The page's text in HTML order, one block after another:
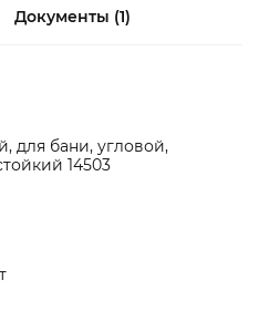
Документы (1)
для бани, угловой,
14503